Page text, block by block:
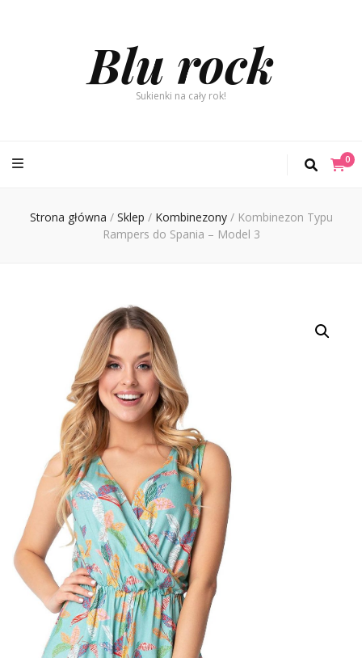
Blu rock
Sukienki na cały rok!
0
Strona główna / Sklep / Kombinezony / Kombinezon Typu
Rampers do Spania – Model 3